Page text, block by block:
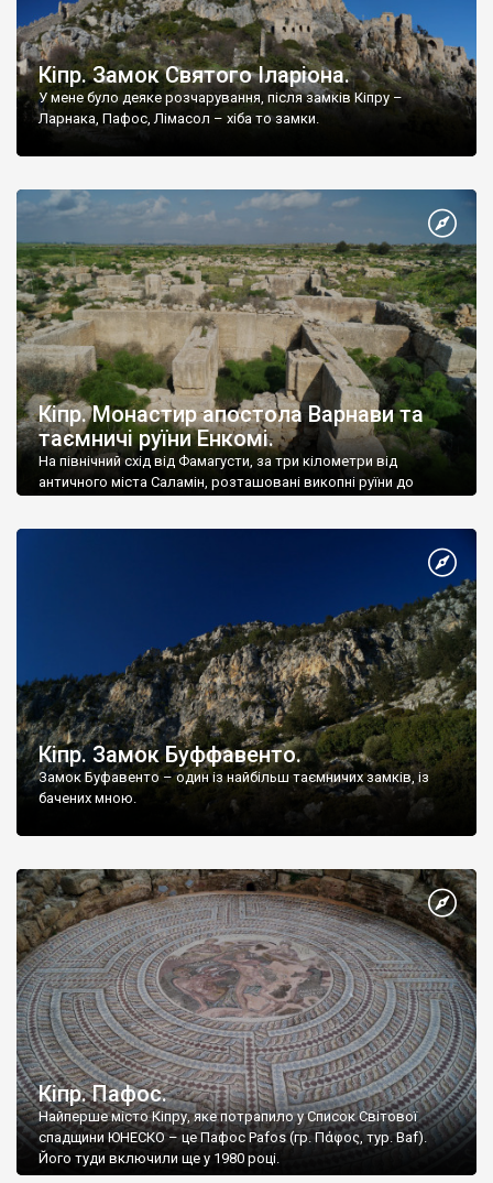
Кіпр. Замок Святого Іларіона.
У мене було деяке розчарування, після замків Кіпру –
Ларнака, Пафос, Лімасол – хіба то замки.
Кіпр. Монастир апостола Варнави та
таємничі руїни Енкомі.
На північний схід від Фамагусти, за три кілометри від
античного міста Саламін, розташовані викопні руїни до
Кіпр. Замок Буффавенто.
Замок Буфавенто – один із найбільш таємничих замків, із
бачених мною.
Кіпр. Пафос.
Найперше місто Кіпру, яке потрапило у Список Світової
спадщини ЮНЕСКО – це Пафос Pafos (гр. Πάφος, тур. Baf).
Його туди включили ще у 1980 році.